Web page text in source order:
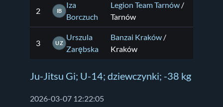
2 IB
Iza
Borczuch
Legion Team Tarnów /
Tarnów
3 UZ
Urszula
Zarębska
Banzai Kraków /
Kraków
Ju-Jitsu Gi; U-14; dziewczynki; -38 kg
2026-03-07 12:22:05